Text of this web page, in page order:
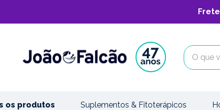
O que
os produtos Suplementos & Fitoterápicos